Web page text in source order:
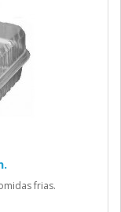
frias.